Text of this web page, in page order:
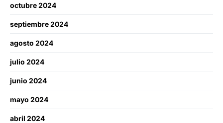
octubre 2024
septiembre 2024
agosto 2024
julio 2024
junio 2024
mayo 2024
abril 2024